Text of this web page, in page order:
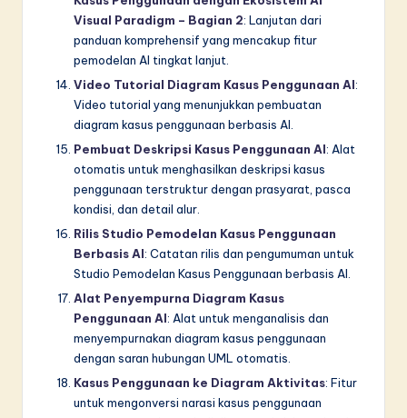
Visual Paradigm – Bagian 2: Lanjutan dari
panduan komprehensif yang mencakup fitur
pemodelan AI tingkat lanjut.
Video Tutorial Diagram Kasus Penggunaan AI:
Video tutorial yang menunjukkan pembuatan
diagram kasus penggunaan berbasis AI.
Pembuat Deskripsi Kasus Penggunaan AI: Alat
otomatis untuk menghasilkan deskripsi kasus
penggunaan terstruktur dengan prasyarat, pasca
kondisi, dan detail alur.
Rilis Studio Pemodelan Kasus Penggunaan
Berbasis AI: Catatan rilis dan pengumuman untuk
Studio Pemodelan Kasus Penggunaan berbasis AI.
Alat Penyempurna Diagram Kasus
Penggunaan AI: Alat untuk menganalisis dan
menyempurnakan diagram kasus penggunaan
dengan saran hubungan UML otomatis.
Kasus Penggunaan ke Diagram Aktivitas: Fitur
untuk mengonversi narasi kasus penggunaan